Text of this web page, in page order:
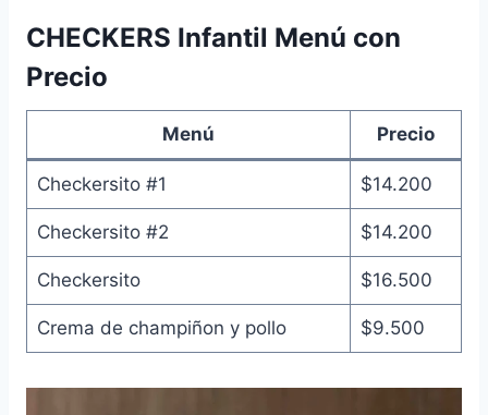
CHECKERS Infantil Menú con
Precio
Menú Precio
Checkersito #1 $14.200
Checkersito #2 $14.200
Checkersito $16.500
Crema de champiñon y pollo $9.500